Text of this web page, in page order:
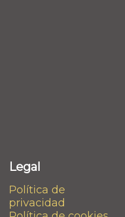
Legal
Política de
privacidad